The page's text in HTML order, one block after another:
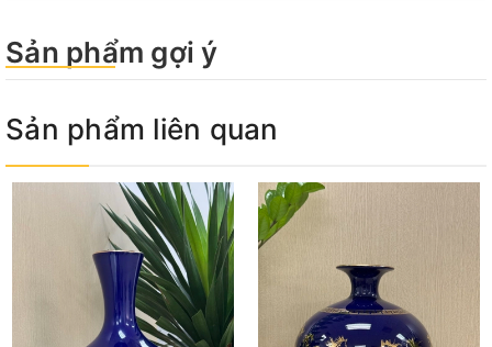
Sản phẩm gợi ý
Sản phẩm liên quan